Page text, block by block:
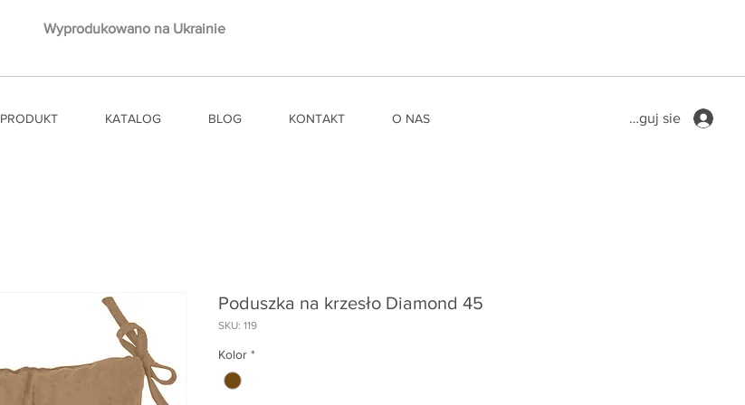
Wyprodukowano na Ukrainie
PRODUKT KATALOG BLOG KONTAKT O NAS Zaloguj sie
Poduszka na krzesło Diamond 45
SKU: 119
Kolor *